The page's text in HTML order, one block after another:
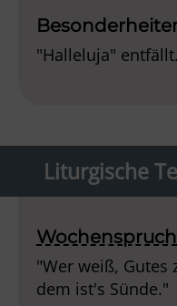
"Halleluja" entfällt.
Liturgische
Wochenspruch
"Wer weiß, Gutes
dem ist's Sünde."